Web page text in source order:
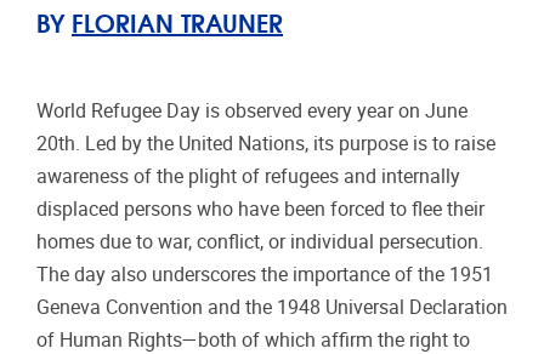
BYFLORIAN TRAUNER
World Refugee Day is observed every year on June
20th. Led by the United Nations, its purpose is to raise
awareness of the plight of refugees and internally
displaced persons who have been forced to flee their
homes due to war, conflict, or individual persecution.
The day also underscores the importance of the 1951
Geneva Convention and the 1948 Universal Declaration
of Human Rights—both of which affirm the right to